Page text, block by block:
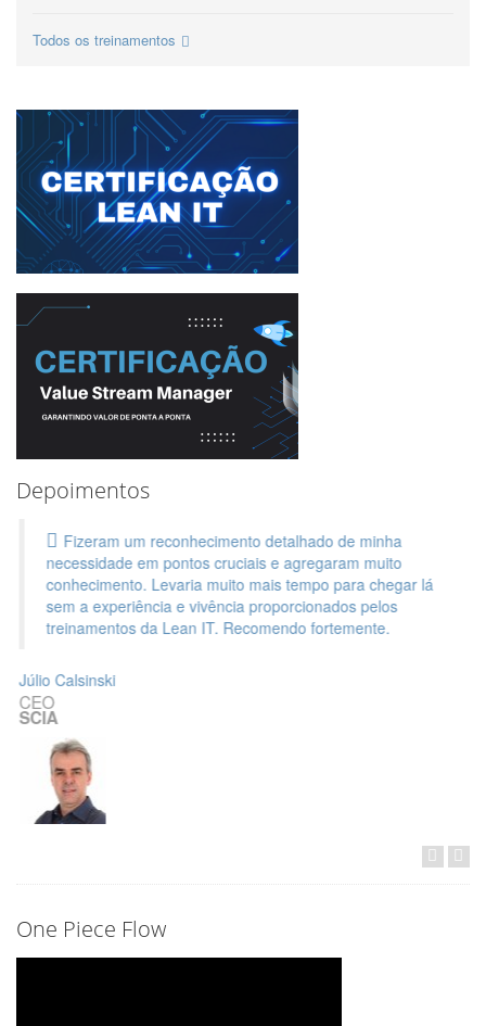
Todos os treinamentos
Depoimentos
Fizeram um reconhecimento detalhado de minha
necessidade em pontos cruciais e agregaram muito
conhecimento. Levaria muito mais tempo para chegar lá
sem a experiência e vivência proporcionados pelos
treinamentos da Lean IT. Recomendo fortemente.
Júlio Calsinski
CEO
SCIA
One Piece Flow